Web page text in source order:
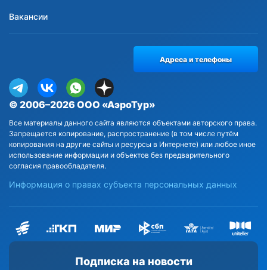
Вакансии
Подписка на новости
© 2006–2026 ООО «АэроТур»
Все материалы данного сайта являются объектами авторского права.
Запрещается копирование, распространение (в том числе путём
копирования на другие сайты и ресурсы в Интернете) или любое иное
использование информации и объектов без предварительного
согласия правообладателя.
Информация о правах субъекта персональных данных
Адреса и телефоны